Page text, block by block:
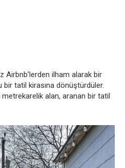
Airbnb’lerden ilham alarak bir
tatil kirasına dönüştürdüler.
alan, aranan bir tatil